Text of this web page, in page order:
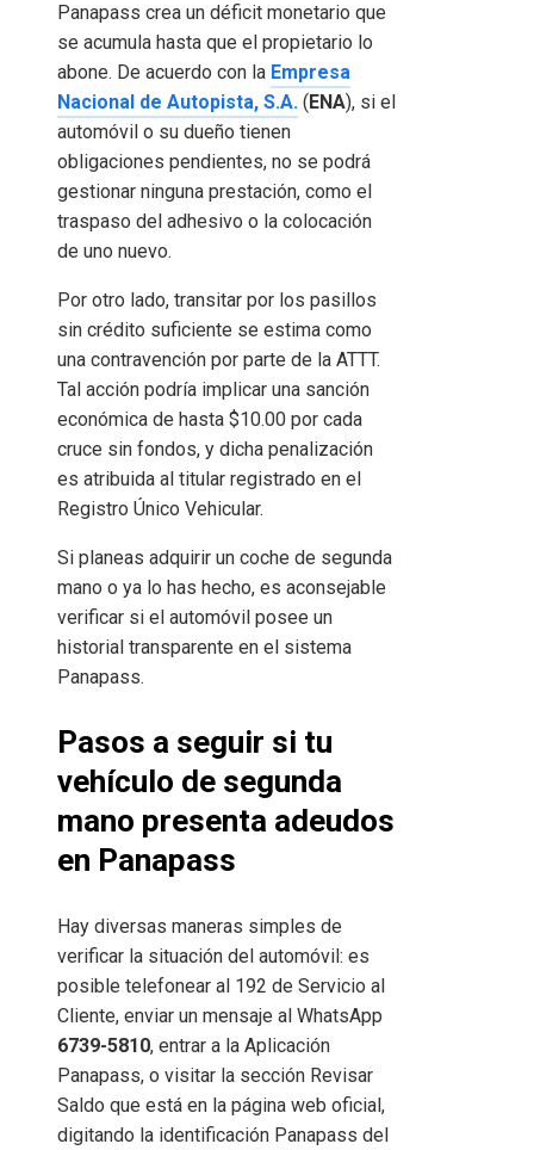
Panapass crea un déficit monetario que
se acumula hasta que el propietario lo
abone. De acuerdo con la Empresa
Nacional de Autopista, S.A. ( ENA), si el
automóvil o su dueño tienen
obligaciones pendientes, no se podrá
gestionar ninguna prestación, como el
traspaso del adhesivo o la colocación
de uno nuevo.
Por otro lado, transitar por los pasillos
sin crédito suficiente se estima como
una contravención por parte de la ATTT.
Tal acción podría implicar una sanción
económica de hasta $10.00 por cada
cruce sin fondos, y dicha penalización
es atribuida al titular registrado en el
Registro Único Vehicular.
Si planeas adquirir un coche de segunda
mano o ya lo has hecho, es aconsejable
verificar si el automóvil posee un
historial transparente en el sistema
Panapass.
Pasos a seguir si tu
vehículo de segunda
mano presenta adeudos
en Panapass
Hay diversas maneras simples de
verificar la situación del automóvil: es
posible telefonear al 192 de Servicio al
Cliente, enviar un mensaje al WhatsApp
6739-5810, entrar a la Aplicación
Panapass, o visitar la sección Revisar
Saldo que está en la página web oficial,
digitando la identificación Panapass del